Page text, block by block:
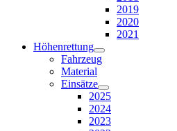
2019
2020
2021
Höhenrettung
Fahrzeug
Material
Einsätze
2025
2024
2023